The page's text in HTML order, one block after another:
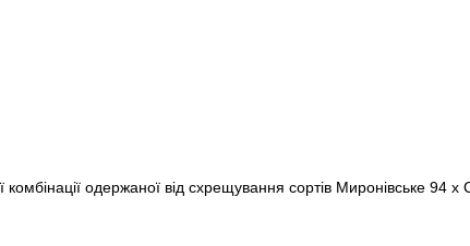
одержаної від схрещування сортів Миронівське 94 х